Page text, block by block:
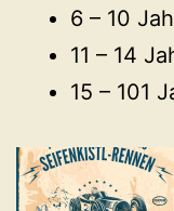
6 – 10
11 – 14
15 – 101